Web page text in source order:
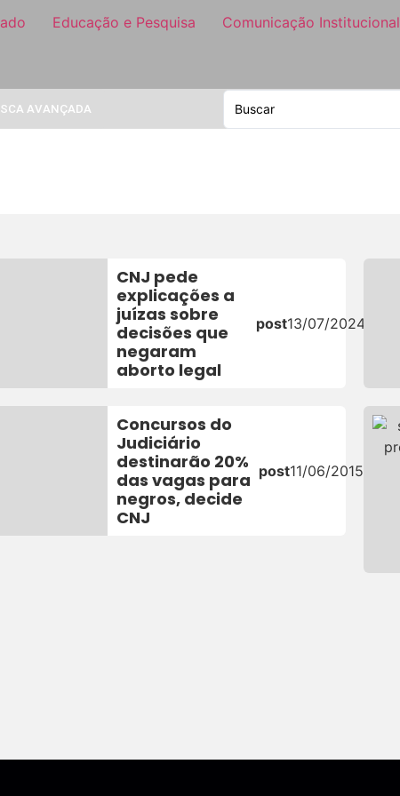
Educação e Pesquisa Comunicação Institucional
AVANÇADA
CNJ pede
explicações a
juízas sobre
decisões que
negaram
aborto legal
post13/07/2024
Concursos do
Judiciário
destinarão 20%
das vagas para
negros, decide
CNJ
post11/06/2015